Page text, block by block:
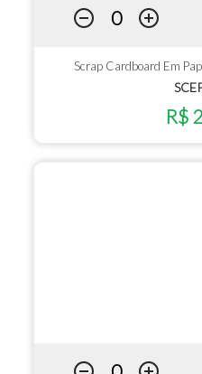
Scrap Cardboard Em
R$